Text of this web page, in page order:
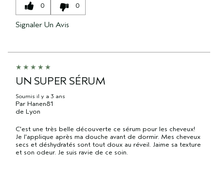
0 0
Signaler Un Avis
UN SUPER SÉRUM
Soumis il y a 3 ans
Par Hanen81
de Lyon
C'est une très belle découverte ce sérum pour les cheveux!
Je l'applique après ma douche avant de dormir. Mes cheveux
secs et déshydratés sont tout doux au réveil. Jaime sa texture
et son odeur. Je suis ravie de ce soin.